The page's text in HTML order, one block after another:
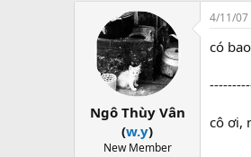
Ngô Thùy Vân
(w.y)
New Member
4/11/07
có
cô ơi,